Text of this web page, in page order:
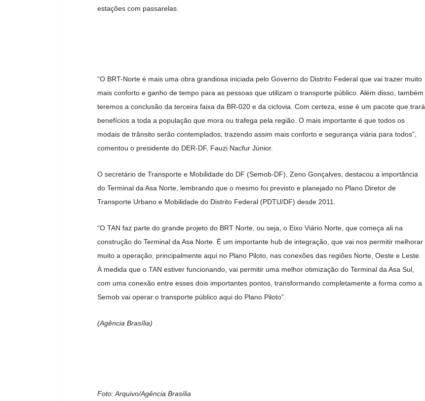
estações com passarelas.
“O BRT-Norte é mais uma obra grandiosa iniciada pelo Governo do Distrito Federal que vai trazer muito
mais conforto e ganho de tempo para as pessoas que utilizam o transporte público. Além disso, também
teremos a conclusão da terceira faixa da BR-020 e da ciclovia. Com certeza, esse é um pacote que trará
benefícios a toda a população que mora ou trafega pela região. O mais importante é que todos os
modais de trânsito serão contemplados, trazendo assim mais conforto e segurança viária para todos”,
comentou o presidente do DER-DF, Fauzi Nacfur Júnior.
O secretário de Transporte e Mobilidade do DF (Semob-DF), Zeno Gonçalves, destacou a importância
do Terminal da Asa Norte, lembrando que o mesmo foi previsto e planejado no Plano Diretor de
Transporte Urbano e Mobilidade do Distrito Federal (PDTU/DF) desde 2011.
“O TAN faz parte do grande projeto do BRT Norte, ou seja, o Eixo Viário Norte, que começa ali na
construção do Terminal da Asa Norte. É um importante hub de integração, que vai nos permitir melhorar
muito a operação, principalmente aqui no Plano Piloto, nas conexões das regiões Norte, Oeste e Leste.
À medida que o TAN estiver funcionando, vai permitir uma melhor otimização do Terminal da Asa Sul,
com uma conexão entre esses dois importantes pontos, transformando completamente a forma como a
Semob vai operar o transporte público aqui do Plano Piloto”.
(Agência Brasília)
Foto: Arquivo/Agência Brasília